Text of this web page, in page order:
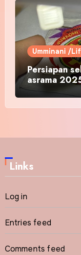
Umminani /
Persiapan
asrama
Links
Log in
Entries feed
Comments feed